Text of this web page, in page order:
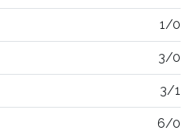
1/0
3/0
3/1
6/0